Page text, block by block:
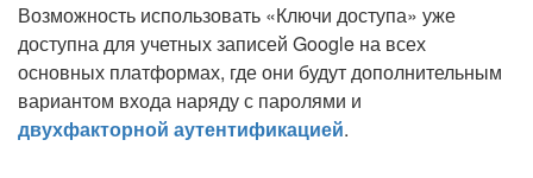
Возможность использовать «Ключи доступа» уже
доступна для учетных записей Google на всех
основных платформах, где они будут дополнительным
вариантом входа наряду с паролями и
двухфакторной аутентификацией.